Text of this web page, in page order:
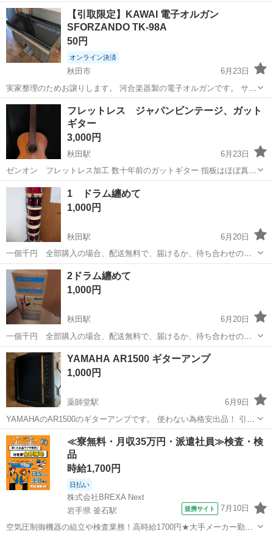
秋田 秋田市 泉外旭川駅 打楽器、ドラム ドラムセット
【引取限定】KAWAI 電子オルガン
SFORZANDO TK-98A
50円
オンライン決済
秋田市
6月23日
実家整理のためお譲りします。 河合楽器製の電子オルガンです。 サイ
ズ感は横96.5高さ78縦40 【動作確認】 ・電源が入ることを確認済み
・ほとんどの鍵盤で発音確認済み ・白鍵1音のみ発音しません ・古い
製品のため現状渡し...
秋田 秋田市 鍵盤楽器、ピアノ
フレットレス ジャパンビンテージ、ガット
ギター
3,000円
秋田駅
6月23日
ゼンオン フレットレス加工 数十年前のガットギター 指板はほぼ真っ
直ぐで安定 マイクロトーン（微分音）音楽にハマった時期に プロにフ
レット抜きを依頼。 後日埋木とエポキシ処理をする予定でしたが、 普
通にナイロン弦だと引っかか...
秋田 秋田市 秋田駅 弦楽器、ギター
1 ドラム纏めて
1,000円
秋田駅
6月20日
一個千円 全部購入の場合、配送無料で、届けるか、待ち合わせの場
合、割引かになります。 中古の為御理解ある方のみお願い致します。
詳しくは質問下さい。
秋田 秋田市 秋田駅 打楽器、ドラム
2ドラム纏めて
1,000円
秋田駅
6月20日
一個千円 全部購入の場合、配送無料で、届けるか、待ち合わせの場
合、割引かになります。 中古の為御理解ある方のみお願い致します。
秋田 秋田市 打楽器、ドラム
YAMAHA AR1500 ギターアンプ
1,000円
薬師堂駅
6月9日
YAMAHAのAR1500のギターアンプです。 使わない為格安出品！ 引き
取り可能の方限定の値段です！！ 値下げ不可！ 気軽にコメントくださ
い
秋田 由利本荘市 薬師堂駅 アンプ ギターアンプ
≪寮無料・月収35万円・派遣社員≫検査・検
品
時給1,700円
日払い
株式会社BREXA Next
岩手県 釜石駅
提携サイト 7月10日
空気圧制御機器の組立や検査業務！高時給1700円★大手メーカー勤